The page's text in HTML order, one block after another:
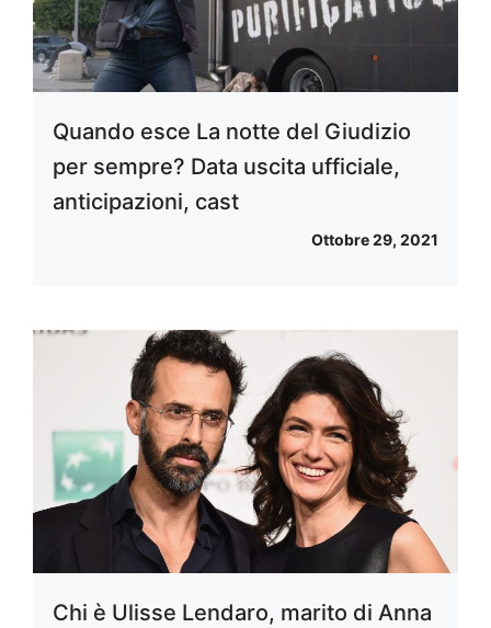
Quando esce La notte del Giudizio
per sempre? Data uscita ufficiale,
anticipazioni, cast
Ottobre 29, 2021
Chi è Ulisse Lendaro, marito di Anna